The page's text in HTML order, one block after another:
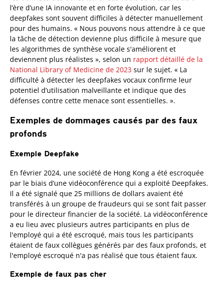
l’ère d’une IA innovante et en forte évolution, car les
deepfakes sont souvent difficiles à détecter manuellement
pour des humains. « Nous pouvons nous attendre à ce que
la tâche de détection devienne plus difficile à mesure que
les algorithmes de synthèse vocale s'améliorent et
deviennent plus réalistes », selon un rapport détaillé de la
National Library of Medicine de 2023 sur le sujet. « La
difficulté à détecter les deepfakes vocaux confirme leur
potentiel d’utilisation malveillante et indique que des
défenses contre cette menace sont essentielles. ».
Exemples de dommages causés par des faux
profonds
Exemple Deepfake
En février 2024, une société de Hong Kong a été escroquée
par le biais d’une vidéoconférence qui a exploité Deepfakes.
Il a été signalé que 25 millions de dollars avaient été
transférés à un groupe de fraudeurs qui se sont fait passer
pour le directeur financier de la société. La vidéoconférence
a eu lieu avec plusieurs autres participants en plus de
l'employé qui a été escroqué, mais tous les participants
étaient de faux collègues générés par des faux profonds, et
l'employé escroqué n'a pas réalisé que tous étaient faux.
Exemple de faux pas cher